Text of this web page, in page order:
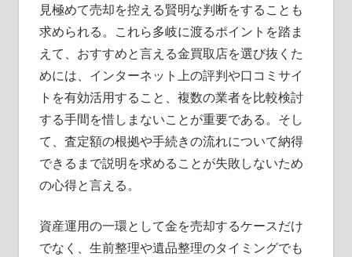
見極めて売却を控える賢明な判断をすることも
求められる。これら多岐に渡るポイントを踏ま
えて、おすすめと言える金買取店を選び抜くた
めには、インターネット上の評判や口コミサイ
トを有効活用すること、複数の業者を比較検討
する手間を惜しまないことが重要である。そし
て、査定額の根拠や手続きの流れについて納得
できるまで説明を求めることが失敗しないため
の心得と言える。
資産運用の一環として金を売却するケースだけ
でなく、生前整理や遺品整理のタイミングでも